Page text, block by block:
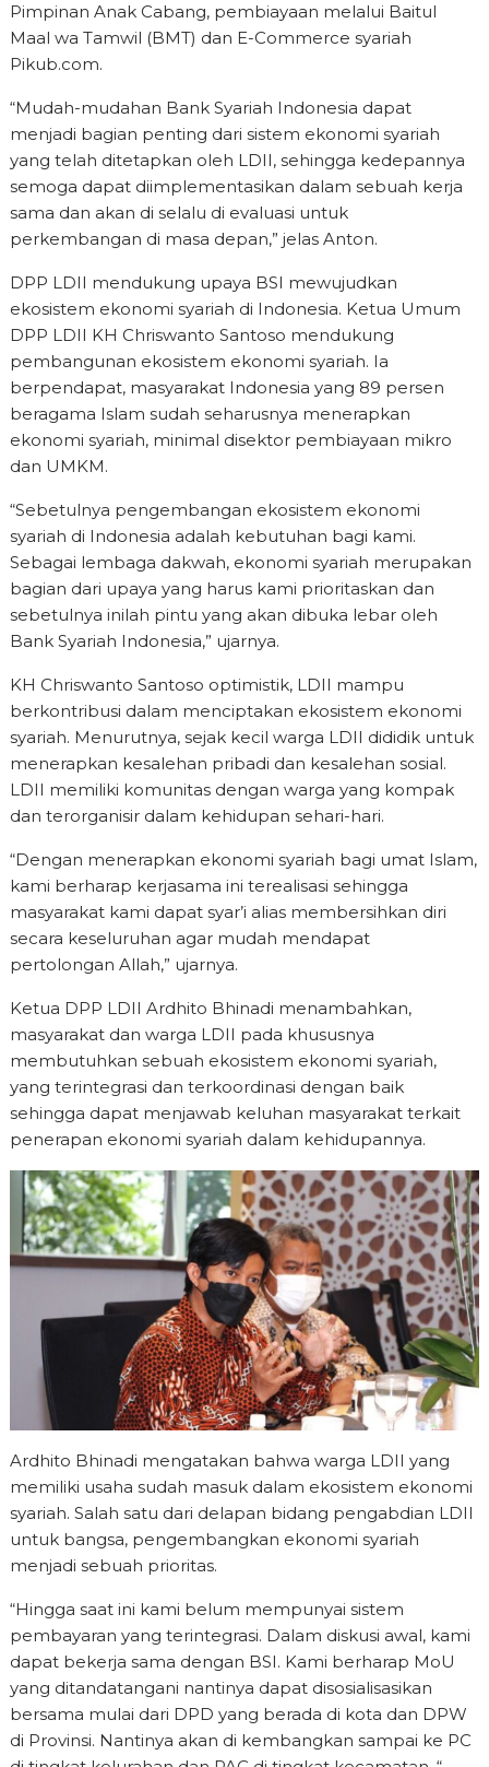
Pimpinan Anak Cabang, pembiayaan melalui Baitul
Maal wa Tamwil (BMT) dan E-Commerce syariah
Pikub.com.
“Mudah-mudahan Bank Syariah Indonesia dapat
menjadi bagian penting dari sistem ekonomi syariah
yang telah ditetapkan oleh LDII, sehingga kedepannya
semoga dapat diimplementasikan dalam sebuah kerja
sama dan akan di selalu di evaluasi untuk
perkembangan di masa depan,” jelas Anton.
DPP LDII mendukung upaya BSI mewujudkan
ekosistem ekonomi syariah di Indonesia. Ketua Umum
DPP LDII KH Chriswanto Santoso mendukung
pembangunan ekosistem ekonomi syariah. Ia
berpendapat, masyarakat Indonesia yang 89 persen
beragama Islam sudah seharusnya menerapkan
ekonomi syariah, minimal disektor pembiayaan mikro
dan UMKM.
“Sebetulnya pengembangan ekosistem ekonomi
syariah di Indonesia adalah kebutuhan bagi kami.
Sebagai lembaga dakwah, ekonomi syariah merupakan
bagian dari upaya yang harus kami prioritaskan dan
sebetulnya inilah pintu yang akan dibuka lebar oleh
Bank Syariah Indonesia,” ujarnya.
KH Chriswanto Santoso optimistik, LDII mampu
berkontribusi dalam menciptakan ekosistem ekonomi
syariah. Menurutnya, sejak kecil warga LDII dididik untuk
menerapkan kesalehan pribadi dan kesalehan sosial.
LDII memiliki komunitas dengan warga yang kompak
dan terorganisir dalam kehidupan sehari-hari.
“Dengan menerapkan ekonomi syariah bagi umat Islam,
kami berharap kerjasama ini terealisasi sehingga
masyarakat kami dapat syar’i alias membersihkan diri
secara keseluruhan agar mudah mendapat
pertolongan Allah,” ujarnya.
Ketua DPP LDII Ardhito Bhinadi menambahkan,
masyarakat dan warga LDII pada khususnya
membutuhkan sebuah ekosistem ekonomi syariah,
yang terintegrasi dan terkoordinasi dengan baik
sehingga dapat menjawab keluhan masyarakat terkait
penerapan ekonomi syariah dalam kehidupannya.
Ardhito Bhinadi mengatakan bahwa warga LDII yang
memiliki usaha sudah masuk dalam ekosistem ekonomi
syariah. Salah satu dari delapan bidang pengabdian LDII
untuk bangsa, pengembangkan ekonomi syariah
menjadi sebuah prioritas.
“Hingga saat ini kami belum mempunyai sistem
pembayaran yang terintegrasi. Dalam diskusi awal, kami
dapat bekerja sama dengan BSI. Kami berharap MoU
yang ditandatangani nantinya dapat disosialisasikan
bersama mulai dari DPD yang berada di kota dan DPW
di Provinsi. Nantinya akan di kembangkan sampai ke PC